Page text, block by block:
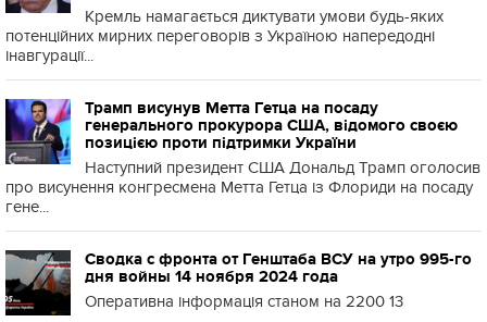
Кремль намагається диктувати умови будь-яких
потенційних мирних переговорів з Україною напередодні
інавгурації...
Трамп висунув Метта Гетца на посаду
генерального прокурора США, відомого своєю
позицією проти підтримки України
Наступний президент США Дональд Трамп оголосив
про висунення конгресмена Метта Гетца із Флориди на посаду
гене...
Сводка с фронта от Генштаба ВСУ на утро 995-го
дня войны 14 ноября 2024 года
Оперативна інформація станом на 2200 13